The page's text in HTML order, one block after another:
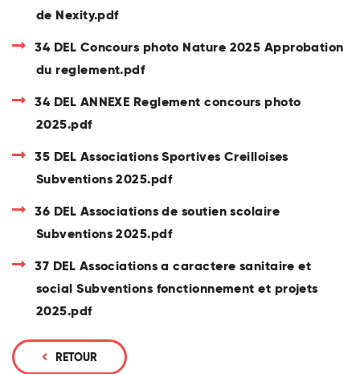
de Nexity.pdf
34 DEL Concours photo Nature 2025 Approbation
du reglement.pdf
34 DEL ANNEXE Reglement concours photo
2025.pdf
35 DEL Associations Sportives Creilloises
Subventions 2025.pdf
36 DEL Associations de soutien scolaire
Subventions 2025.pdf
37 DEL Associations a caractere sanitaire et
social Subventions fonctionnement et projets
2025.pdf
RETOUR